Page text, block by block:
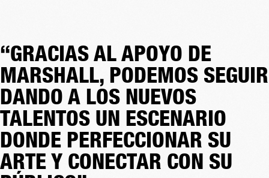
“GRACIAS AL APOYO DE
MARSHALL, PODEMOS SEGUIR
DANDO A LOS NUEVOS
TALENTOS UN ESCENARIO
DONDE PERFECCIONAR SU
ARTE Y CONECTAR CON SU